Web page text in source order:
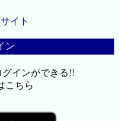
イト
ン
インができる!!
こちら